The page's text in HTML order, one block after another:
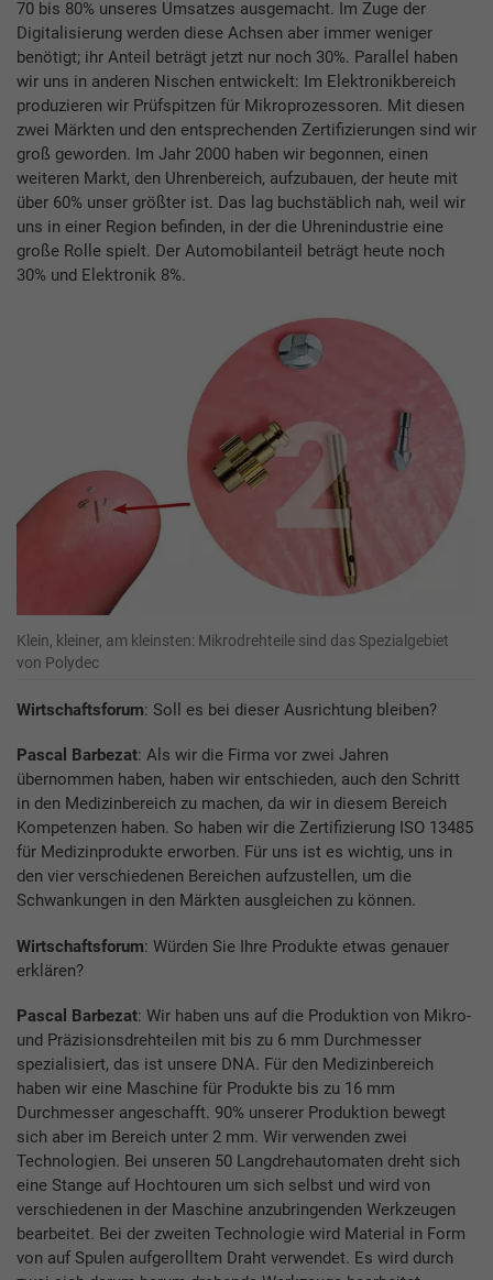
70 bis 80% unseres Umsatzes ausgemacht. Im Zuge der
Digitalisierung werden diese Achsen aber immer weniger
benötigt; ihr Anteil beträgt jetzt nur noch 30%. Parallel haben
wir uns in anderen Nischen entwickelt: Im Elektronikbereich
produzieren wir Prüfspitzen für Mikroprozessoren. Mit diesen
zwei Märkten und den entsprechenden Zertifizierungen sind wir
groß geworden. Im Jahr 2000 haben wir begonnen, einen
weiteren Markt, den Uhrenbereich, aufzubauen, der heute mit
über 60% unser größter ist. Das lag buchstäblich nah, weil wir
uns in einer Region befinden, in der die Uhrenindustrie eine
große Rolle spielt. Der Automobilanteil beträgt heute noch
30% und Elektronik 8%.
Klein, kleiner, am kleinsten: Mikrodrehteile sind das Spezialgebiet
von Polydec
Wirtschaftsforum: Soll es bei dieser Ausrichtung bleiben?
Pascal Barbezat: Als wir die Firma vor zwei Jahren
übernommen haben, haben wir entschieden, auch den Schritt
in den Medizinbereich zu machen, da wir in diesem Bereich
Kompetenzen haben. So haben wir die Zertifizierung ISO 13485
für Medizinprodukte erworben. Für uns ist es wichtig, uns in
den vier verschiedenen Bereichen aufzustellen, um die
Schwankungen in den Märkten ausgleichen zu können.
Wirtschaftsforum: Würden Sie Ihre Produkte etwas genauer
erklären?
Pascal Barbezat: Wir haben uns auf die Produktion von Mikro-
und Präzisionsdrehteilen mit bis zu 6 mm Durchmesser
spezialisiert, das ist unsere DNA. Für den Medizinbereich
haben wir eine Maschine für Produkte bis zu 16 mm
Durchmesser angeschafft. 90% unserer Produktion bewegt
sich aber im Bereich unter 2 mm. Wir verwenden zwei
Technologien. Bei unseren 50 Langdrehautomaten dreht sich
eine Stange auf Hochtouren um sich selbst und wird von
verschiedenen in der Maschine anzubringenden Werkzeugen
bearbeitet. Bei der zweiten Technologie wird Material in Form
von auf Spulen aufgerolltem Draht verwendet. Es wird durch